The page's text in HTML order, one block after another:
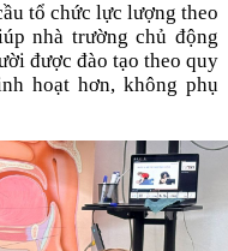
tổ chức lực lượng theo
nhà trường chủ động
được đào tạo theo quy
hoạt hơn, không phụ